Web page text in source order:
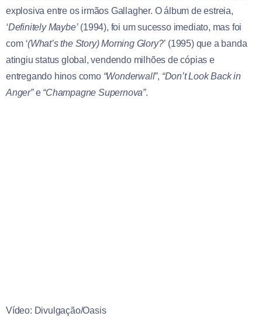
explosiva entre os irmãos Gallagher. O álbum de estreia,
‘Definitely Maybe’(1994), foi um sucesso imediato, mas foi
com ‘(What’s the Story) Morning Glory?’ (1995) que a banda
atingiu status global, vendendo milhões de cópias e
entregando hinos como “Wonderwall”, “Don’t Look Back in
Anger”e “Champagne Supernova”.
Vídeo: Divulgação/Oasis